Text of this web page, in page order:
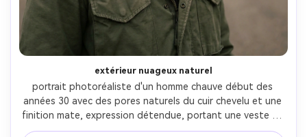
extérieur nuageux naturel
portrait photoréaliste d'un homme chauve début des
années 30 avec des pores naturels du cuir chevelu et une
finition mate, expression détendue, portant une veste de
champ d'olive et une foulard, chemin de parc sous ciel